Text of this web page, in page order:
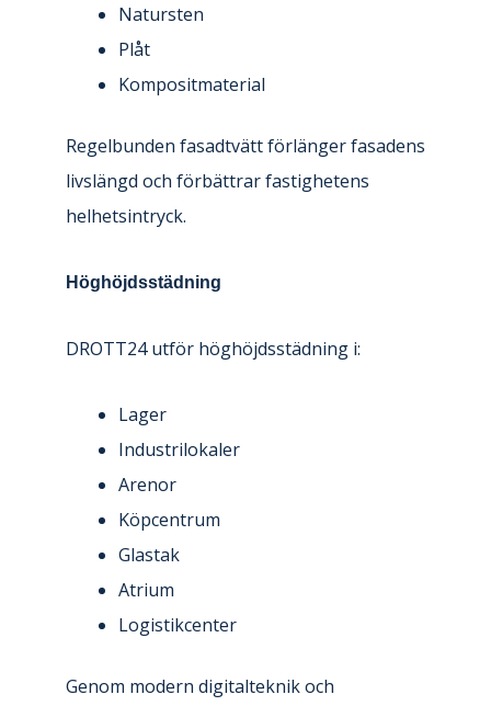
Natursten
Plåt
Kompositmaterial
Regelbunden fasadtvätt förlänger fasadens
livslängd och förbättrar fastighetens
helhetsintryck.
Höghöjdsstädning
DROTT24 utför höghöjdsstädning i:
Lager
Industrilokaler
Arenor
Köpcentrum
Glastak
Atrium
Logistikcenter
Genom modern digitalteknik och